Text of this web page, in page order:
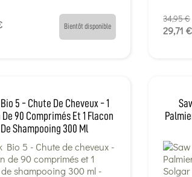
Bientôt disponible
34,95 €
29,71 €
5 - Chute De Cheveux - 1
90 Comprimés Et 1 Flacon
De Shampooing 300 Ml